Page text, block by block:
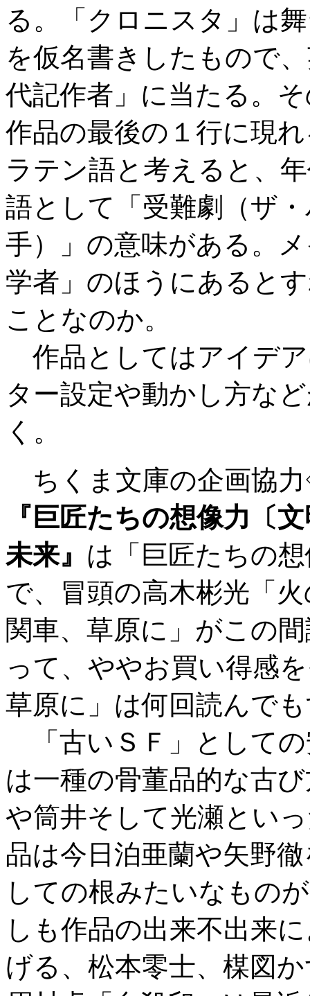
る。「クロニスタ」は
を仮名書きしたもので
代記作者」に当たる。
作品の最後の１行に現
ラテン語と考えると、
語として「受難劇（ザ
手）」の意味がある。
学者」のほうにあると
ことなのか。
作品としてはアイデ
ター設定や動かし方な
く。
ちくま文庫の企画協
『巨匠たちの想像力〔
未来』 は「巨匠たちの
で、冒頭の高木彬光「
関車、草原に」がこの
って、ややお買い得感
草原に」は何回読んで
「古いＳＦ」としての
は一種の骨董品的な古
や筒井そして光瀬とい
品は今日泊亜蘭や矢野
しての根みたいなもの
しも作品の出来不出来
げる、松本零士、楳図